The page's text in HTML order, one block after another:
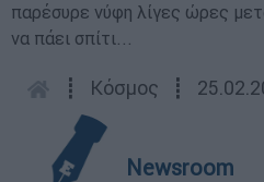
παρέσυρε νύφη λίγες ώρες
να πάει σπίτι...
┋ Κόσμος ┋
Newsroom